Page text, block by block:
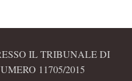
IL TRIBUNALE DI
11705/2015